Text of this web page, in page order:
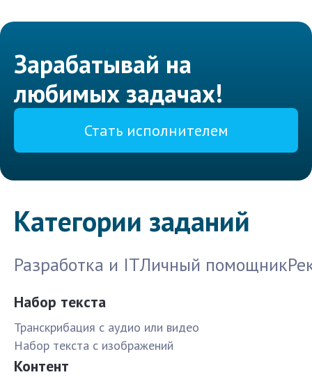
Зарабатывай на
любимых задачах!
Стать исполнителем
Категории заданий
Разработка и ITЛичный помощник
Набор текста
Транскрибация с аудио или видео
Набор текста с изображений
Контент